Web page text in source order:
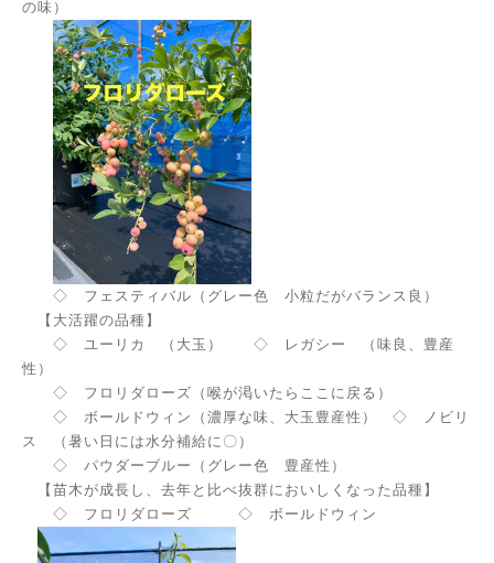
の味）
◇ フェスティバル（グレー色 小粒だがバランス良）
【大活躍の品種】
◇ ユーリカ （大玉） ◇ レガシー （味良、豊産
性）
◇ フロリダローズ（喉が渇いたらここに戻る）
◇ ボールドウィン（濃厚な味、大玉豊産性） ◇ ノビリ
ス （暑い日には水分補給に〇）
◇ パウダーブルー（グレー色 豊産性）
【苗木が成長し、去年と比べ抜群においしくなった品種】
◇ フロリダローズ ◇ ボールドウィン